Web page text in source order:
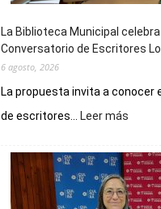
La Biblioteca Municipal
Conversatorio de Escritores
6 agosto, 2026
La propuesta invita a conocer
de escritores...
Leer más
sus